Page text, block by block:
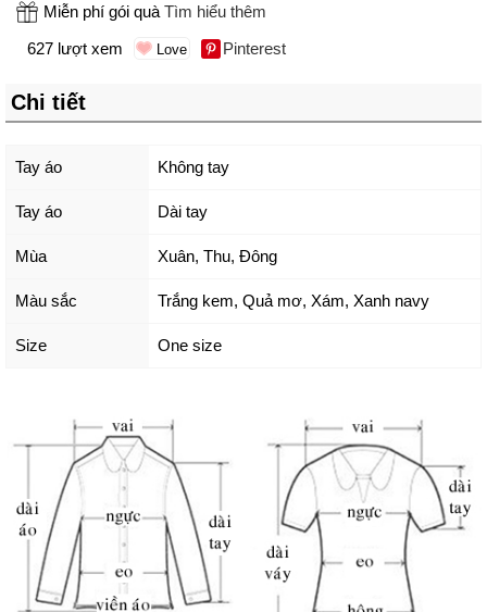
Miễn phí gói quà Tìm hiểu thêm
627 lượt xem
Pinterest
Chi tiết
Tay áo Không tay
Tay áo Dài tay
Mùa Xuân, Thu, Đông
Màu sắc Trắng kem, Quả mơ, Xám, Xanh navy
Size One size